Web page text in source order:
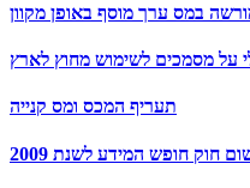
במס ערך מוסף באופן מקוון
על מסמכים לשימוש מחוץ לארץ
תעריף המכס ומס קנייה
חוק חופש המידע לשנת 2009